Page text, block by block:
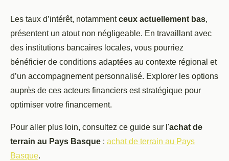
Les taux d’intérêt, notammentceux actuellement bas,
présentent un atout non négligeable. En travaillant avec
des institutions bancaires locales, vous pourriez
bénéficier de conditions adaptées au contexte régional et
d’un accompagnement personnalisé. Explorer les options
auprès de ces acteurs financiers est stratégique pour
optimiser votre financement.
Pour aller plus loin, consultez ce guide sur l'achat de
terrain au Pays Basque : achat de terrain au Pays
Basque.